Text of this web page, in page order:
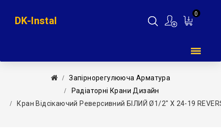
0
DK-Instal
Запірнорегулююча Арматура
Радіаторні Крани Дизайн
Кран Відсікаючий Реверсивний БІЛИЙ Ø1/2″ X 24-19